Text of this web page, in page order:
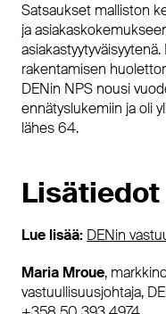
Satsaukset malliston
ja
rakentamisen
DENin NPS nousi
ennätyslukemiin ja oli
lähes 64.
Lisätiedot
Lue lisää: DENin
Maria Mroue,
vastuullisuusjohtaja,